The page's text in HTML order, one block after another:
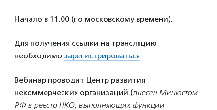
Начало в 11.00 (по московскому времени).
Для получения ссылки на трансляцию
необходимо зарегистрироваться.
Вебинар проводит Центр развития
некоммерческих организаций (внесен Минюстом
РФ в реестр НКО, выполняющих функции